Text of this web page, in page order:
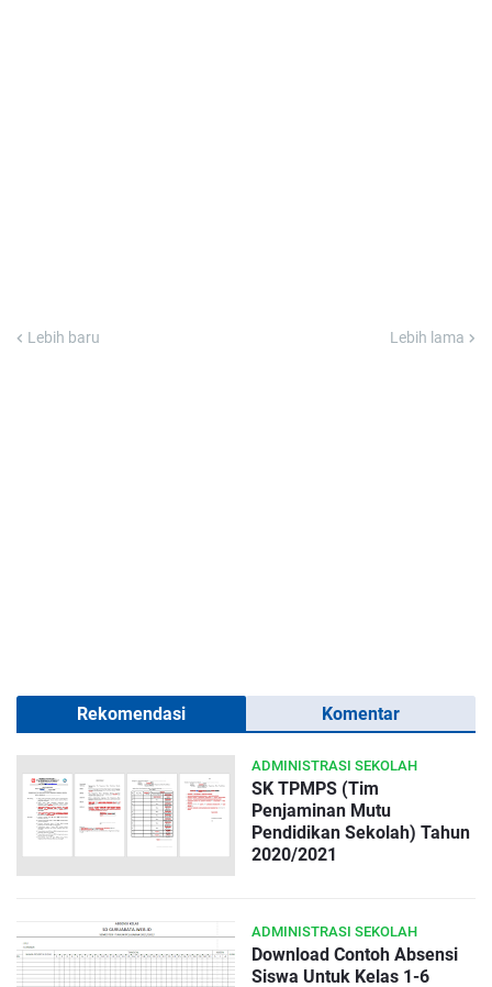
Lebih baru Lebih lama
Rekomendasi Komentar
ADMINISTRASI SEKOLAH
SK TPMPS (Tim
Penjaminan Mutu
Pendidikan Sekolah) Tahun
2020/2021
ADMINISTRASI SEKOLAH
Download Contoh Absensi
Siswa Untuk Kelas 1-6